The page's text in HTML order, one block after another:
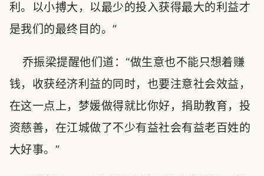
利。以小搏大，以最少的投入获得最大的利益才
是我们的最终目的。”
乔振梁提醒他们道：“做生意也不能只想着赚
钱，收获经济利益的同时，也要注意社会效益，
在这一点上，梦媛做得就比你好，捐助教育，投
资慈善，在江城做了不少有益社会有益老百姓的
大好事。”